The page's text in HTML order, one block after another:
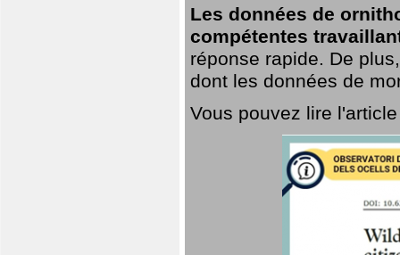
Les données de
compétentes
réponse rapide. De
dont les données de
Vous pouvez lire